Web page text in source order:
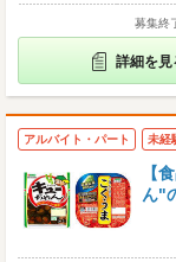
募集終
詳細を見
アルバイト・パート 未経
【
ん"